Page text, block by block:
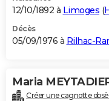
12/10/1892 à Limoges (
Décès
05/09/1976 à Rilhac-
Maria
Créer une cagnotte